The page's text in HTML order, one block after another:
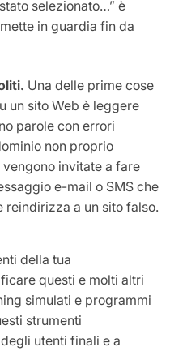
selezionato…” è
in guardia fin da
Una delle prime cose
un sito Web è leggere
parole con errori
non proprio
invitate a fare
e-mail o SMS che
reindirizza a un sito falso.
della tua
questi e molti altri
simulati e programmi
strumenti
utenti finali e a